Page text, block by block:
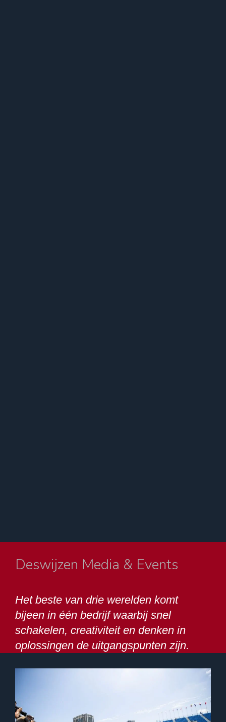
Deswijzen Media & Events
Het beste van drie werelden komt
bijeen in één bedrijf waarbij snel
schakelen, creativiteit en denken in
oplossingen de uitgangspunten zijn.